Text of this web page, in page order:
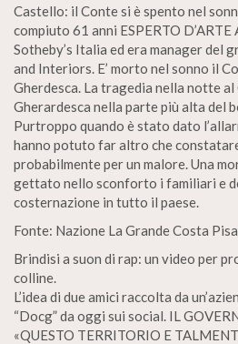
Castello: il Conte si è spento nel
compiuto 61 anni ESPERTO
Sotheby’s Italia ed era manager del
and Interiors. E’ morto nel sonno il
Gherdesca. La tragedia nella notte
Gherardesca nella parte più alta del
Purtroppo quando è stato dato
hanno potuto far altro che
probabilmente per un malore. Una
gettato nello sconforto i familiari e
costernazione in tutto il paese.
Fonte: Nazione La Grande Costa
Brindisi a suon di rap: un video per
colline.
L’idea di due amici raccolta da
“Docg” da oggi sui social. IL
«QUESTO TERRITORIO E